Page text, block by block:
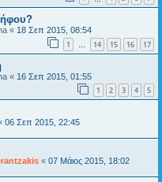
« 18 Σεπ 2015, 08:54
1 … 14 15 16 17
« 16 Σεπ 2015, 01:55
1 2 3 4 5
06 Σεπ 2015, 22:45
« 07 Μάιος 2015, 18:02